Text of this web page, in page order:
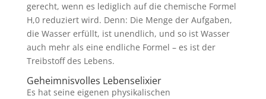
gerecht, wenn es lediglich auf die chemische Formel
H,0 reduziert wird. Denn: Die Menge der Aufgaben,
die Wasser erfüllt, ist unendlich, und so ist Wasser
auch mehr als eine endliche Formel – es ist der
Treibstoff des Lebens.
Geheimnisvolles Lebenselixier
Es hat seine eigenen physikalischen